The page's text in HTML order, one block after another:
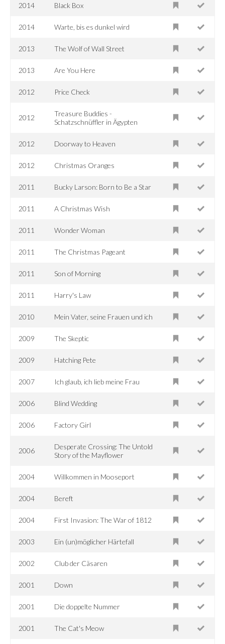
2014 Black Box
2014 Warte, bis es dunkel wird
2013 The Wolf of Wall Street
2013 Are You Here
2012 Price Check
2012
Treasure Buddies -
Schatzschnüffler in Ägypten
2012 Doorway to Heaven
2012 Christmas Oranges
2011 Bucky Larson: Born to Be a Star
2011 A Christmas Wish
2011 Wonder Woman
2011 The Christmas Pageant
2011 Son of Morning
2011 Harry's Law
2010 Mein Vater, seine Frauen und ich
2009 The Skeptic
2009 Hatching Pete
2007 Ich glaub, ich lieb meine Frau
2006 Blind Wedding
2006 Factory Girl
2006
Desperate Crossing: The Untold
Story of the Mayflower
2004 Willkommen in Mooseport
2004 Bereft
2004 First Invasion: The War of 1812
2003 Ein (un)möglicher Härtefall
2002 Club der Cäsaren
2001 Down
2001 Die doppelte Nummer
2001 The Cat's Meow